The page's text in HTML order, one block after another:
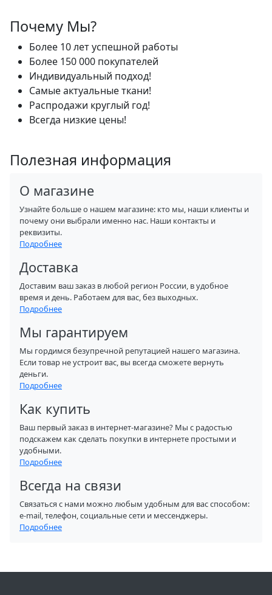
Почему Мы?
Более 10 лет успешной работы
Более 150 000 покупателей
Индивидуальный подход!
Самые актуальные ткани!
Распродажи круглый год!
Всегда низкие цены!
Полезная информация
О магазине
Узнайте больше о нашем магазине: кто мы, наши клиенты и
почему они выбрали именно нас. Наши контакты и
реквизиты.
Подробнее
Доставка
Доставим ваш заказ в любой регион России, в удобное
время и день. Работаем для вас, без выходных.
Подробнее
Мы гарантируем
Мы гордимся безупречной репутацией нашего магазина.
Если товар не устроит вас, вы всегда сможете вернуть
деньги.
Подробнее
Как купить
Ваш первый заказ в интернет-магазине? Мы с радостью
подскажем как сделать покупки в интернете простыми и
удобными.
Подробнее
Всегда на связи
Связаться с нами можно любым удобным для вас способом:
e-mail, телефон, социальные сети и мессенджеры.
Подробнее